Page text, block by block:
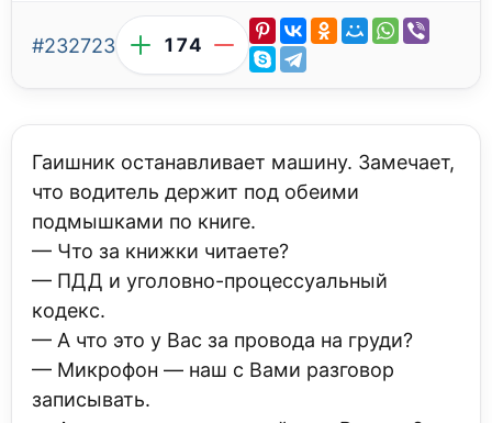
#232723 174
Гаишник останавливает машину. Замечает,
что водитель держит под обеими
подмышками по книге.
— Что за книжки читаете?
— ПДД и уголовно-процессуальный
кодекс.
— А что это у Вас за провода на груди?
— Микрофон — наш с Вами разговор
записывать.